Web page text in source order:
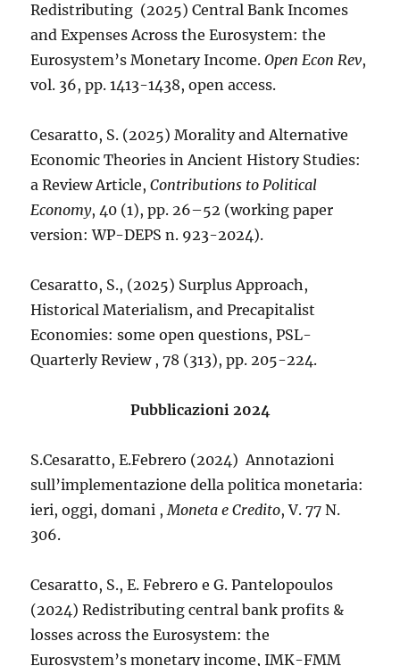
Redistributing (2025) Central Bank Incomes
and Expenses Across the Eurosystem: the
Eurosystem’s Monetary Income.Open Econ Rev,
vol. 36, pp. 1413-1438, open access.
Cesaratto, S. (2025) Morality and Alternative
Economic Theories in Ancient History Studies:
a Review Article,Contributions to Political
Economy, 40 (1), pp. 26–52 (working paper
version: WP-DEPS n. 923-2024).
Cesaratto, S., (2025) Surplus Approach,
Historical Materialism, and Precapitalist
Economies: some open questions, PSL-
Quarterly Review , 78 (313), pp. 205-224.
Pubblicazioni 2024
S.Cesaratto, E.Febrero (2024) Annotazioni
sull’implementazione della politica monetaria:
ieri, oggi, domani ,Moneta e Credito, V. 77 N.
306.
Cesaratto, S., E. Febrero e G. Pantelopoulos
(2024) Redistributing central bank profits &
losses across the Eurosystem: the
Eurosystem’s monetary income, IMK-FMM